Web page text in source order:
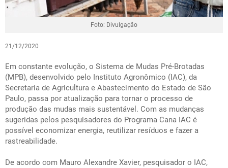
Foto: Divulgação
21/12/2020
Em constante evolução, o Sistema de Mudas Pré-Brotadas
(MPB), desenvolvido pelo Instituto Agronômico (IAC), da
Secretaria de Agricultura e Abastecimento do Estado de São
Paulo, passa por atualização para tornar o processo de
produção das mudas mais sustentável. Com as mudanças
sugeridas pelos pesquisadores do Programa Cana IAC é
possível economizar energia, reutilizar resíduos e fazer a
rastreabilidade.
De acordo com Mauro Alexandre Xavier, pesquisador o IAC,